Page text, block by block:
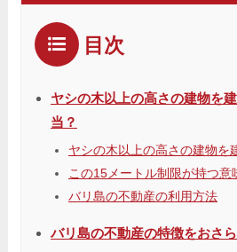
目次
ヤシの木以上の高さの建物を
当？
ヤシの木以上の高さの建物を
この15メートル制限が持つ意
バリ島の不動産の利用方法
バリ島の不動産の特徴をおさ